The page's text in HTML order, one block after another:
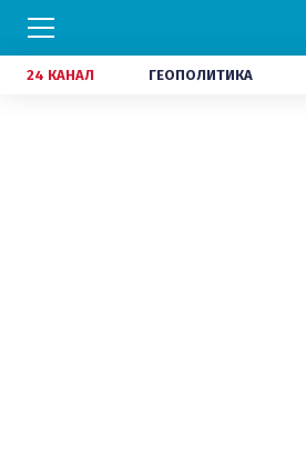
24 КАНАЛ ГЕОПОЛИТИКА